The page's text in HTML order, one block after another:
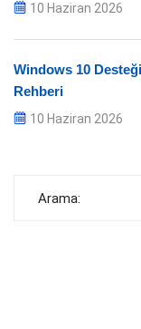
10 Haziran 2026
Windows 10
Rehberi
10 Haziran 2026